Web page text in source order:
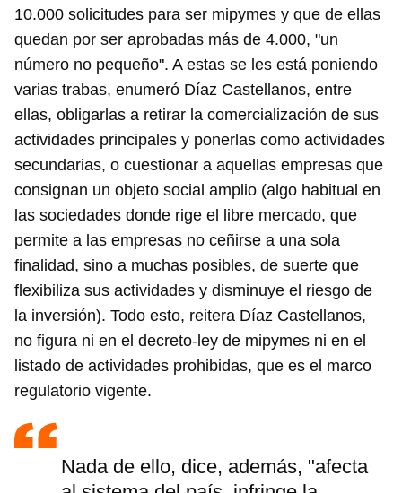
10.000 solicitudes para ser mipymes y que de ellas
quedan por ser aprobadas más de 4.000, "un
número no pequeño". A estas se les está poniendo
varias trabas, enumeró Díaz Castellanos, entre
ellas, obligarlas a retirar la comercialización de sus
actividades principales y ponerlas como actividades
secundarias, o cuestionar a aquellas empresas que
consignan un objeto social amplio (algo habitual en
las sociedades donde rige el libre mercado, que
permite a las empresas no ceñirse a una sola
finalidad, sino a muchas posibles, de suerte que
flexibiliza sus actividades y disminuye el riesgo de
la inversión). Todo esto, reitera Díaz Castellanos,
no figura ni en el decreto-ley de mipymes ni en el
listado de actividades prohibidas, que es el marco
regulatorio vigente.
Nada de ello, dice, además, "afecta